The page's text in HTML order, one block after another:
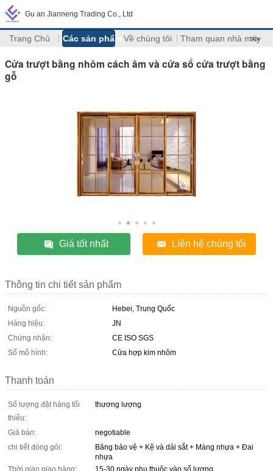
Gu an Jianneng Trading Co., Ltd
Trang Chủ Các sản phẩm Về chúng tôi Tham quan nhà máy
>>
Cửa trượt bằng nhôm cách âm và cửa sổ cửa trượt bằng
gỗ
Giá tốt nhất Liên hệ chúng tôi
Thông tin chi tiết sản phẩm
Nguồn gốc:
Hebei, Trung Quốc
Hàng hiệu:
JN
Chứng nhận:
CE ISO SGS
Số mô hình:
Cửa hợp kim nhôm
Thanh toán
Số lượng đặt hàng tối
thiểu:
thương lượng
Giá bán:
negotiable
chi tiết đóng gói:
Băng bảo vệ + Kệ và dải sắt + Màng nhựa + Đai
nhựa
Thời gian giao hàng:
15-30 ngày phụ thuộc vào số lượng